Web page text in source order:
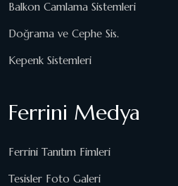
Balkon Camlama Sistemleri
Doğrama ve Cephe Sis.
Kepenk Sistemleri
Ferrini Medya
Ferrini Tanıtım Fimleri
Tesisler Foto Galeri